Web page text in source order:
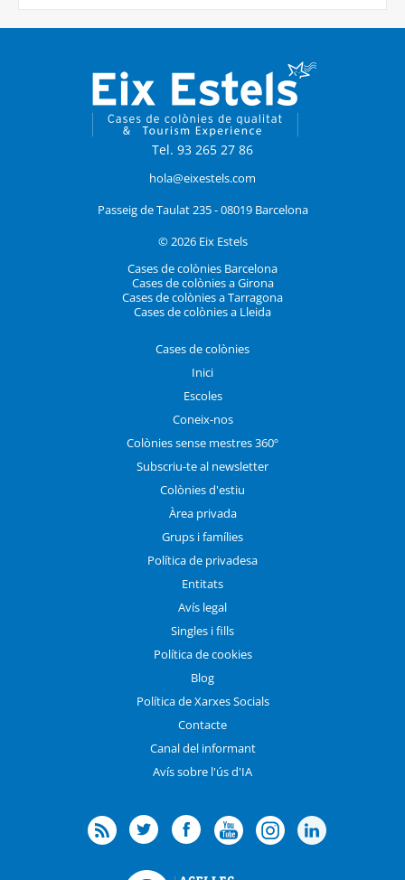
Tel. 93 265 27 86
hola@eixestels.com
Passeig de Taulat 235 - 08019 Barcelona
© 2026 Eix Estels
Cases de colònies Barcelona
Cases de colònies a Girona
Cases de colònies a Tarragona
Cases de colònies a Lleida
Cases de colònies
Inici
Escoles
Coneix-nos
Colònies sense mestres 360º
Subscriu-te al newsletter
Colònies d'estiu
Àrea privada
Grups i famílies
Política de privadesa
Entitats
Avís legal
Singles i fills
Política de cookies
Blog
Política de Xarxes Socials
Contacte
Canal del informant
Avís sobre l'ús d'IA